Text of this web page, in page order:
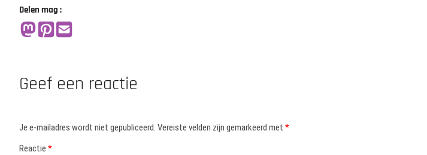
Delen mag :
Geef een reactie
Je e-mailadres wordt niet gepubliceerd. Vereiste velden zijn gemarkeerd met *
Reactie *